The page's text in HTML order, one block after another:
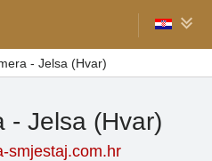
- Jelsa (Hvar)
- Jelsa (Hvar)
smjestaj.com.hr